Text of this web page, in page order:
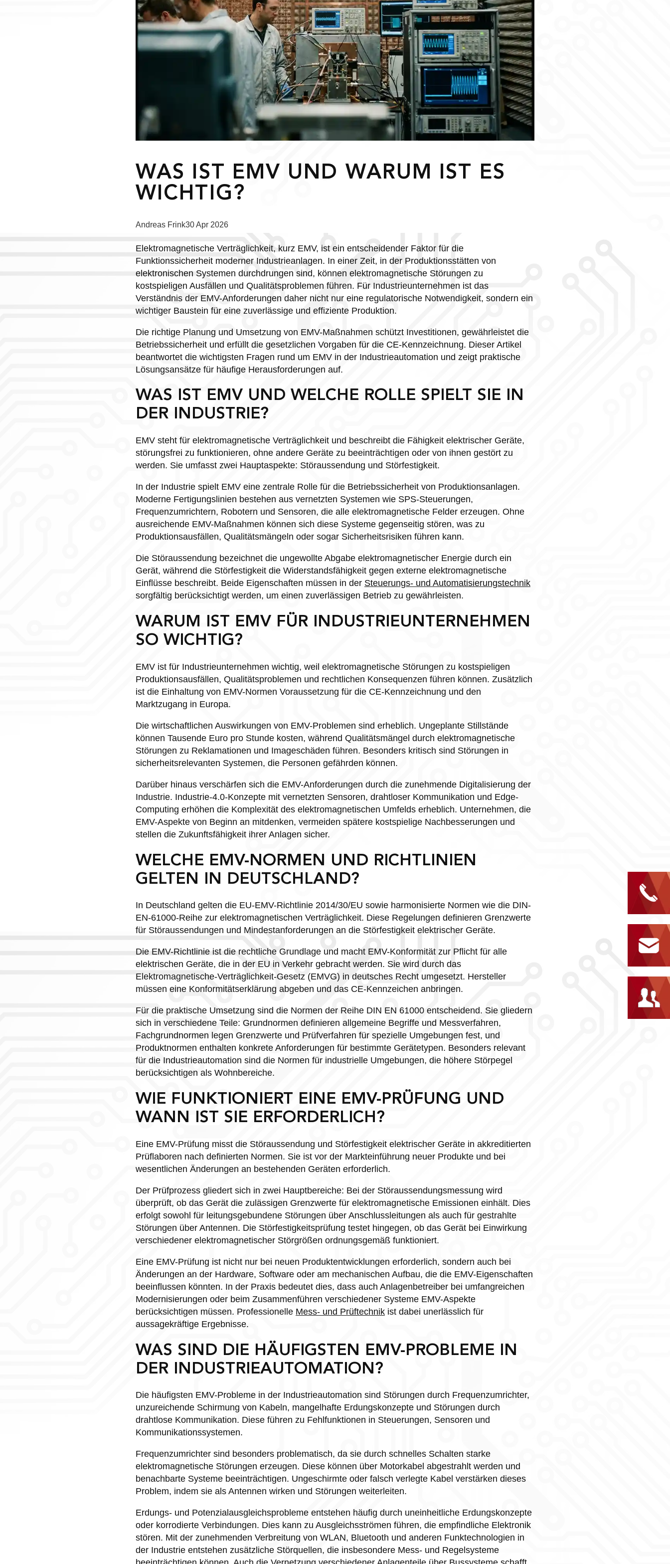
WAS IST EMV UND WARUM IST ES
WICHTIG?
Posted
Andreas Frink30 Apr 2026
Elektromagnetische Verträglichkeit, kurz EMV, ist ein entscheidender Faktor für die
Funktionssicherheit moderner Industrieanlagen. In einer Zeit, in der Produktionsstätten von
elektronischen Systemen durchdrungen sind, können elektromagnetische Störungen zu
kostspieligen Ausfällen und Qualitätsproblemen führen. Für Industrieunternehmen ist das
Verständnis der EMV-Anforderungen daher nicht nur eine regulatorische Notwendigkeit, sondern ein
wichtiger Baustein für eine zuverlässige und effiziente Produktion.
Die richtige Planung und Umsetzung von EMV-Maßnahmen schützt Investitionen, gewährleistet die
Betriebssicherheit und erfüllt die gesetzlichen Vorgaben für die CE-Kennzeichnung. Dieser Artikel
beantwortet die wichtigsten Fragen rund um EMV in der Industrieautomation und zeigt praktische
Lösungsansätze für häufige Herausforderungen auf.
WAS IST EMV UND WELCHE ROLLE SPIELT SIE IN
DER INDUSTRIE?
EMV steht für elektromagnetische Verträglichkeit und beschreibt die Fähigkeit elektrischer Geräte,
störungsfrei zu funktionieren, ohne andere Geräte zu beeinträchtigen oder von ihnen gestört zu
werden. Sie umfasst zwei Hauptaspekte: Störaussendung und Störfestigkeit.
In der Industrie spielt EMV eine zentrale Rolle für die Betriebssicherheit von Produktionsanlagen.
Moderne Fertigungslinien bestehen aus vernetzten Systemen wie SPS-Steuerungen,
Frequenzumrichtern, Robotern und Sensoren, die alle elektromagnetische Felder erzeugen. Ohne
ausreichende EMV-Maßnahmen können sich diese Systeme gegenseitig stören, was zu
Produktionsausfällen, Qualitätsmängeln oder sogar Sicherheitsrisiken führen kann.
Die Störaussendung bezeichnet die ungewollte Abgabe elektromagnetischer Energie durch ein
Gerät, während die Störfestigkeit die Widerstandsfähigkeit gegen externe elektromagnetische
Einflüsse beschreibt. Beide Eigenschaften müssen in der Steuerungs- und Automatisierungstechnik
sorgfältig berücksichtigt werden, um einen zuverlässigen Betrieb zu gewährleisten.
WARUM IST EMV FÜR INDUSTRIEUNTERNEHMEN
SO WICHTIG?
EMV ist für Industrieunternehmen wichtig, weil elektromagnetische Störungen zu kostspieligen
Produktionsausfällen, Qualitätsproblemen und rechtlichen Konsequenzen führen können. Zusätzlich
ist die Einhaltung von EMV-Normen Voraussetzung für die CE-Kennzeichnung und den
Marktzugang in Europa.
Die wirtschaftlichen Auswirkungen von EMV-Problemen sind erheblich. Ungeplante Stillstände
können Tausende Euro pro Stunde kosten, während Qualitätsmängel durch elektromagnetische
Störungen zu Reklamationen und Imageschäden führen. Besonders kritisch sind Störungen in
sicherheitsrelevanten Systemen, die Personen gefährden können.
Darüber hinaus verschärfen sich die EMV-Anforderungen durch die zunehmende Digitalisierung der
Industrie. Industrie-4.0-Konzepte mit vernetzten Sensoren, drahtloser Kommunikation und Edge-
Computing erhöhen die Komplexität des elektromagnetischen Umfelds erheblich. Unternehmen, die
EMV-Aspekte von Beginn an mitdenken, vermeiden spätere kostspielige Nachbesserungen und
stellen die Zukunftsfähigkeit ihrer Anlagen sicher.
WELCHE EMV-NORMEN UND RICHTLINIEN
GELTEN IN DEUTSCHLAND?
In Deutschland gelten die EU-EMV-Richtlinie 2014/30/EU sowie harmonisierte Normen wie die DIN-
EN-61000-Reihe zur elektromagnetischen Verträglichkeit. Diese Regelungen definieren Grenzwerte
für Störaussendungen und Mindestanforderungen an die Störfestigkeit elektrischer Geräte.
Die EMV-Richtlinie ist die rechtliche Grundlage und macht EMV-Konformität zur Pflicht für alle
elektrischen Geräte, die in der EU in Verkehr gebracht werden. Sie wird durch das
Elektromagnetische-Verträglichkeit-Gesetz (EMVG) in deutsches Recht umgesetzt. Hersteller
müssen eine Konformitätserklärung abgeben und das CE-Kennzeichen anbringen.
Für die praktische Umsetzung sind die Normen der Reihe DIN EN 61000 entscheidend. Sie gliedern
sich in verschiedene Teile: Grundnormen definieren allgemeine Begriffe und Messverfahren,
Fachgrundnormen legen Grenzwerte und Prüfverfahren für spezielle Umgebungen fest, und
Produktnormen enthalten konkrete Anforderungen für bestimmte Gerätetypen. Besonders relevant
für die Industrieautomation sind die Normen für industrielle Umgebungen, die höhere Störpegel
berücksichtigen als Wohnbereiche.
WIE FUNKTIONIERT EINE EMV-PRÜFUNG UND
WANN IST SIE ERFORDERLICH?
Eine EMV-Prüfung misst die Störaussendung und Störfestigkeit elektrischer Geräte in akkreditierten
Prüflaboren nach definierten Normen. Sie ist vor der Markteinführung neuer Produkte und bei
wesentlichen Änderungen an bestehenden Geräten erforderlich.
Der Prüfprozess gliedert sich in zwei Hauptbereiche: Bei der Störaussendungsmessung wird
überprüft, ob das Gerät die zulässigen Grenzwerte für elektromagnetische Emissionen einhält. Dies
erfolgt sowohl für leitungsgebundene Störungen über Anschlussleitungen als auch für gestrahlte
Störungen über Antennen. Die Störfestigkeitsprüfung testet hingegen, ob das Gerät bei Einwirkung
verschiedener elektromagnetischer Störgrößen ordnungsgemäß funktioniert.
Eine EMV-Prüfung ist nicht nur bei neuen Produktentwicklungen erforderlich, sondern auch bei
Änderungen an der Hardware, Software oder am mechanischen Aufbau, die die EMV-Eigenschaften
beeinflussen könnten. In der Praxis bedeutet dies, dass auch Anlagenbetreiber bei umfangreichen
Modernisierungen oder beim Zusammenführen verschiedener Systeme EMV-Aspekte
berücksichtigen müssen. Professionelle Mess- und Prüftechnik ist dabei unerlässlich für
aussagekräftige Ergebnisse.
WAS SIND DIE HÄUFIGSTEN EMV-PROBLEME IN
DER INDUSTRIEAUTOMATION?
Die häufigsten EMV-Probleme in der Industrieautomation sind Störungen durch Frequenzumrichter,
unzureichende Schirmung von Kabeln, mangelhafte Erdungskonzepte und Störungen durch
drahtlose Kommunikation. Diese führen zu Fehlfunktionen in Steuerungen, Sensoren und
Kommunikationssystemen.
Frequenzumrichter sind besonders problematisch, da sie durch schnelles Schalten starke
elektromagnetische Störungen erzeugen. Diese können über Motorkabel abgestrahlt werden und
benachbarte Systeme beeinträchtigen. Ungeschirmte oder falsch verlegte Kabel verstärken dieses
Problem, indem sie als Antennen wirken und Störungen weiterleiten.
Erdungs- und Potenzialausgleichsprobleme entstehen häufig durch uneinheitliche Erdungskonzepte
oder korrodierte Verbindungen. Dies kann zu Ausgleichsströmen führen, die empfindliche Elektronik
stören. Mit der zunehmenden Verbreitung von WLAN, Bluetooth und anderen Funktechnologien in
der Industrie entstehen zusätzliche Störquellen, die insbesondere Mess- und Regelsysteme